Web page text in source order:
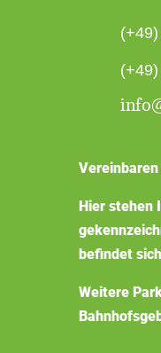
Hier stehen
befindet
Weitere